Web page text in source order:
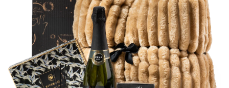
€50 tot €55
€55 tot €75
€75 tot €100
€100 en hoger